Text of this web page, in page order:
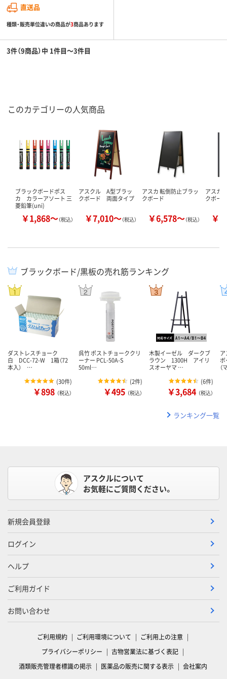
直送品
種類・販売単位違いの商品が3商品あります
3件（9商品）中 1件目～3件目
このカテゴリーの人気商品
ブラックボードポス
カ カラーアソート 三
菱鉛筆(uni)
￥1,868～（税込）
アスクル A型ブラッ
クボード 両面タイプ
￥7,010～（税込）
アスカ 転倒防止ブラッ
クボード
￥6,578～（税込）
アスカ
クボード
￥
ブラックボード/黒板の売れ筋ランキング
ダストレスチョーク
白 DCC-72-W 1箱（72
本入） …
(30件)
￥898 （税込）
呉竹 ポストチョーククリ
ーナー PCL-50A-S
50ml…
(2件)
￥495 （税込）
木製イーゼル ダークブ
ラウン 1300H アイリ
スオーヤマ …
(6件)
￥3,684 （税込）
ランキング一覧
アスクルについて
お気軽にご質問ください。
新規会員登録
ログイン
ヘルプ
ご利用ガイド
お問い合わせ
ご利用規約 ご利用環境について
ご利用上の注意
プライバシーポリシー
古物営業法に基づく表記
酒類販売管理者標識の掲示
医薬品の販売に関する表示 会社案内